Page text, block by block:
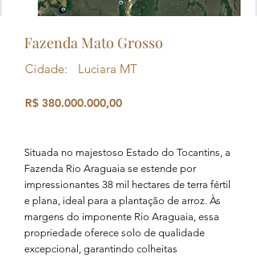
Fazenda Mato Grosso
Cidade: Luciara MT
R$ 380.000.000,00
Situada no majestoso Estado do Tocantins, a
Fazenda Rio Araguaia se estende por
impressionantes 38 mil hectares de terra fértil
e plana, ideal para a plantação de arroz. Às
margens do imponente Rio Araguaia, essa
propriedade oferece solo de qualidade
excepcional, garantindo colheitas